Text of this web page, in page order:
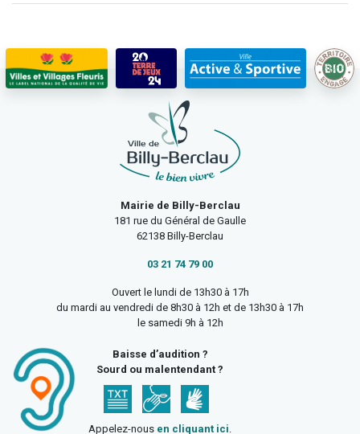
Mairie de Billy-Berclau
181 rue du Général de Gaulle
62138 Billy-Berclau
03 21 74 79 00
Ouvert le lundi de 13h30 à 17h
du mardi au vendredi de 8h30 à 12h et de 13h30 à 17h
le samedi 9h à 12h
Baisse d’audition ?
Sourd ou malentendant ?
Appelez-nous en cliquant ici.